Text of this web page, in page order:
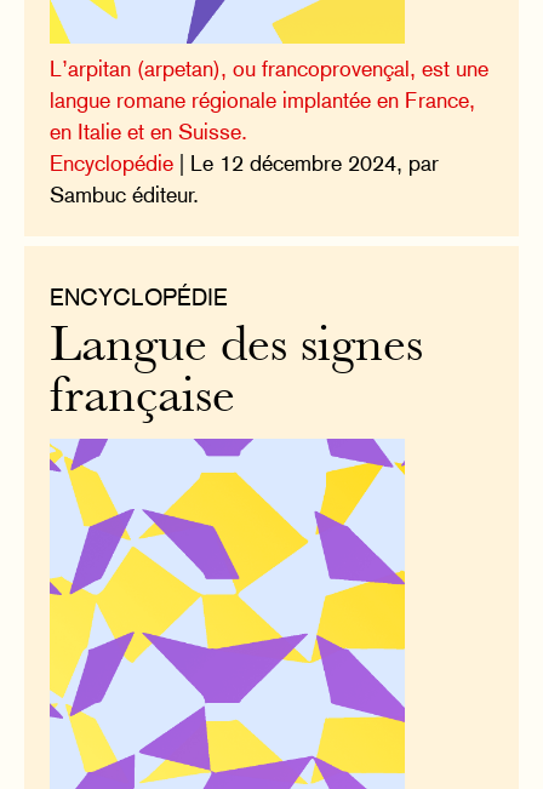
L’arpitan (arpetan), ou francoprovençal, est une
langue romane régionale implantée en France,
en Italie et en Suisse.
Encyclopédie | Le 12 décembre 2024, par
Sambuc éditeur.
ENCYCLOPÉDIE
Langue des signes
française